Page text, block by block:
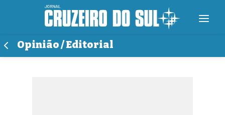
Opinião / Editorial